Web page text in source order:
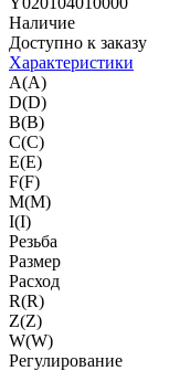
Наличие
Доступно к заказу
Характеристики
A(A)
D(D)
B(B)
C(C)
E(E)
F(F)
M(M)
I(I)
Резьба
Размер
Расход
R(R)
Z(Z)
W(W)
Регулирование